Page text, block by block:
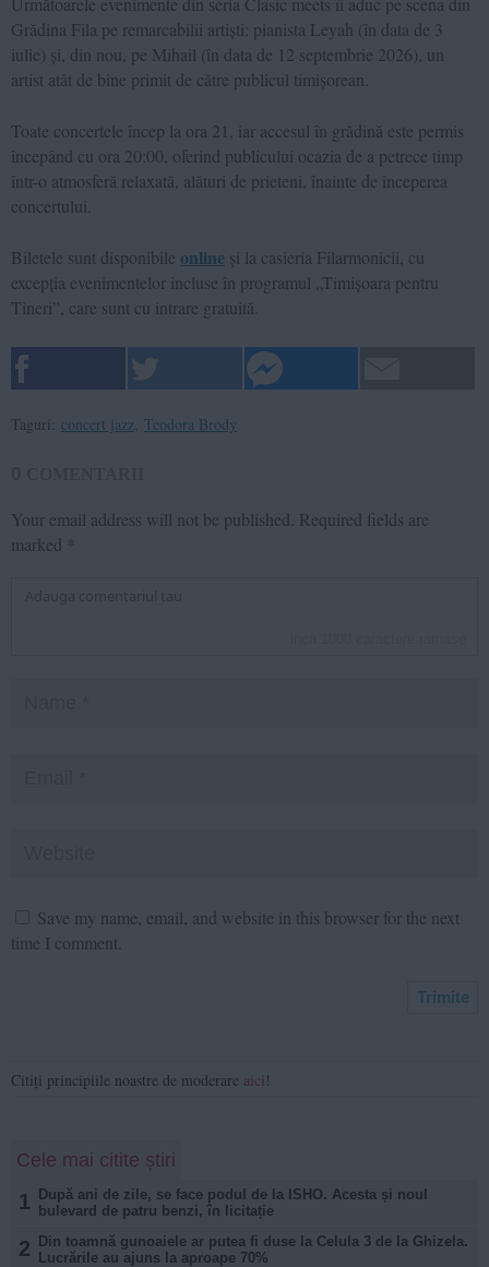
Grădina Fila pe remarcabilii artiști: pianista Leyah (în data de 3
iulie) și, din nou, pe Mihail (în data de 12 septembrie 2026), un
artist atât de bine primit de către publicul timișorean.
Toate concertele încep la ora 21, iar accesul în grădină este permis
începând cu ora 20:00, oferind publicului ocazia de a petrece timp
într-o atmosferă relaxată, alături de prieteni, înainte de începerea
concertului.
Biletele sunt disponibile online și la casieria Filarmonicii, cu
excepția evenimentelor incluse în programul „Timișoara pentru
Tineri”, care sunt cu intrare gratuită.
Taguri: concert jazz Teodora Brody
Your email address will not be published. Required fields are
marked *
Save my name, email, and website in this browser for the next
time I comment.
Citiți principiile noastre de moderare aici !
Cele mai citite știri
1
După ani de zile, se face podul de la ISHO. Acesta și noul
bulevard de patru benzi, în licitație
2
Din toamnă gunoaiele ar putea fi duse la Celula 3 de la Ghizela.
Lucrările au ajuns la aproape 70%